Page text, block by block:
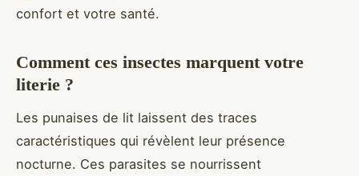
confort et votre santé.
Comment ces insectes marquent votre
literie ?
Les punaises de lit laissent des traces
caractéristiques qui révèlent leur présence
nocturne. Ces parasites se nourrissent